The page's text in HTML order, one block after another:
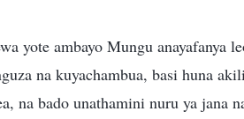
yote ambayo Mungu anayafanya
na kuyachambua, basi huna
na bado unathamini nuru ya jana